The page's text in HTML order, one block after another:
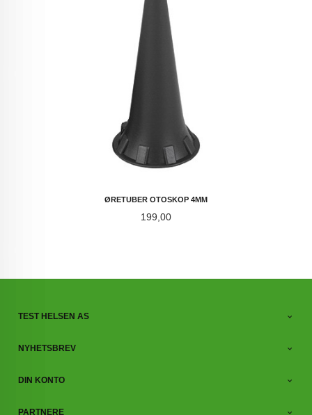
ØRETUBER OTOSKOP 4MM
Pris
199,00
TEST HELSEN AS
NYHETSBREV
DIN KONTO
PARTNERE